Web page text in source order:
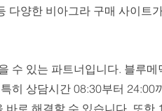
다양한 비아그라 구매 사이트
수 있는 파트너입니다. 블루
히 상담시간 08:30부터 24:00
로 해결할 수 있습니다. 또한